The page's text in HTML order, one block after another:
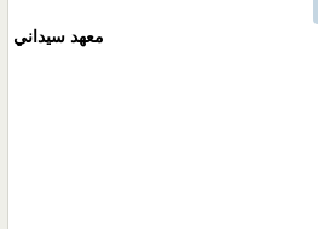
معهد سيداني